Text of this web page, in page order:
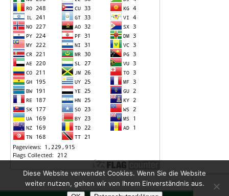
Diese Website verwendet Cookies. Wenn Sie die Website
weiter nutzen, gehen wir von Ihrem Einverständnis aus.